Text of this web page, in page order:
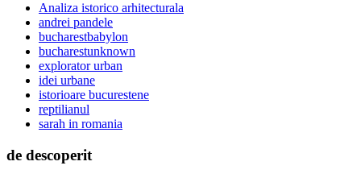
Analiza istorico arhitecturala
andrei pandele
bucharestbabylon
bucharestunknown
explorator urban
idei urbane
istorioare bucurestene
reptilianul
sarah in romania
de descoperit